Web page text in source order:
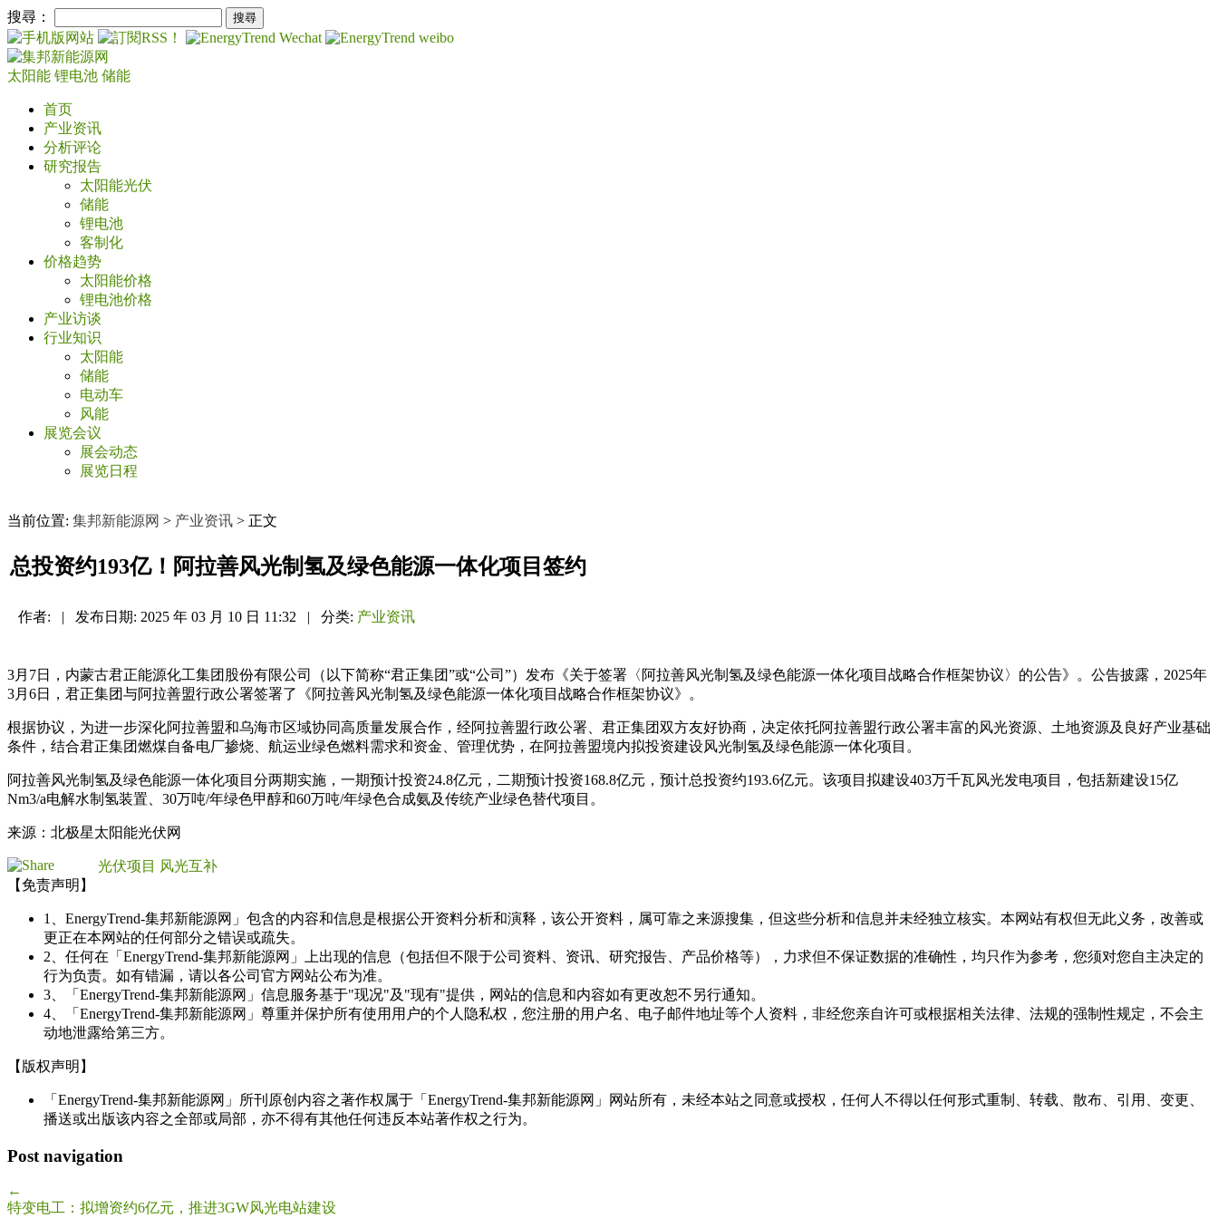
搜尋：
太阳能 锂电池 储能
首页
产业资讯
分析评论
研究报告
太阳能光伏
储能
锂电池
客制化
价格趋势
太阳能价格
锂电池价格
产业访谈
行业知识
太阳能
储能
电动车
风能
展览会议
展会动态
展览日程
当前位置: 集邦新能源网 > 产业资讯 > 正文
总投资约193亿！阿拉善风光制氢及绿色能源一体化项目签约
作者: | 发布日期: 2025 年 03 月 10 日 11:32 | 分类: 产业资讯
3月7日，内蒙古君正能源化工集团股份有限公司（以下简称“君正集团”或“公司”）发布《关于签署〈阿拉善风光制氢及绿色能源一体化项目战略合作框架协议〉的公告》。公告披露，2025年
3月6日，君正集团与阿拉善盟行政公署签署了《阿拉善风光制氢及绿色能源一体化项目战略合作框架协议》。
根据协议，为进一步深化阿拉善盟和乌海市区域协同高质量发展合作，经阿拉善盟行政公署、君正集团双方友好协商，决定依托阿拉善盟行政公署丰富的风光资源、土地资源及良好产业基础
条件，结合君正集团燃煤自备电厂掺烧、航运业绿色燃料需求和资金、管理优势，在阿拉善盟境内拟投资建设风光制氢及绿色能源一体化项目。
阿拉善风光制氢及绿色能源一体化项目分两期实施，一期预计投资24.8亿元，二期预计投资168.8亿元，预计总投资约193.6亿元。该项目拟建设403万千瓦风光发电项目，包括新建设15亿
Nm3/a电解水制氢装置、30万吨/年绿色甲醇和60万吨/年绿色合成氨及传统产业绿色替代项目。
来源：北极星太阳能光伏网
光伏项目 风光互补
【免责声明】
1、EnergyTrend-集邦新能源网」包含的内容和信息是根据公开资料分析和演释，该公开资料，属可靠之来源搜集，但这些分析和信息并未经独立核实。本网站有权但无此义务，改善或
更正在本网站的任何部分之错误或疏失。
2、任何在「EnergyTrend-集邦新能源网」上出现的信息（包括但不限于公司资料、资讯、研究报告、产品价格等），力求但不保证数据的准确性，均只作为参考，您须对您自主决定的
行为负责。如有错漏，请以各公司官方网站公布为准。
3、「EnergyTrend-集邦新能源网」信息服务基于"现况"及"现有"提供，网站的信息和内容如有更改恕不另行通知。
4、「EnergyTrend-集邦新能源网」尊重并保护所有使用用户的个人隐私权，您注册的用户名、电子邮件地址等个人资料，非经您亲自许可或根据相关法律、法规的强制性规定，不会主
动地泄露给第三方。
【版权声明】
「EnergyTrend-集邦新能源网」所刊原创内容之著作权属于「EnergyTrend-集邦新能源网」网站所有，未经本站之同意或授权，任何人不得以任何形式重制、转载、散布、引用、变更、
播送或出版该内容之全部或局部，亦不得有其他任何违反本站著作权之行为。
Post navigation
←
特变电工：拟增资约6亿元，推进3GW风光电站建设